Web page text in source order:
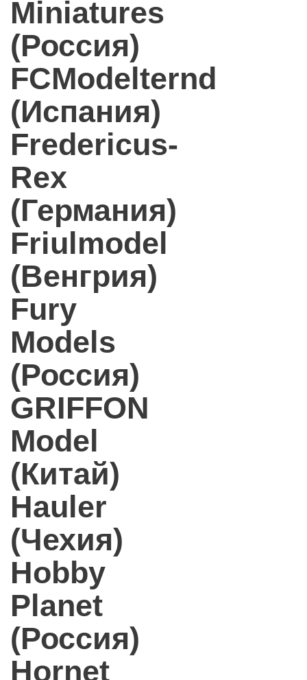
Miniatures
(Россия)
FCModelternd
(Испания)
Fredericus-
Rex
(Германия)
Friulmodel
(Венгрия)
Fury
Models
(Россия)
GRIFFON
Model
(Китай)
Hauler
(Чехия)
Hobby
Planet
(Россия)
Hornet